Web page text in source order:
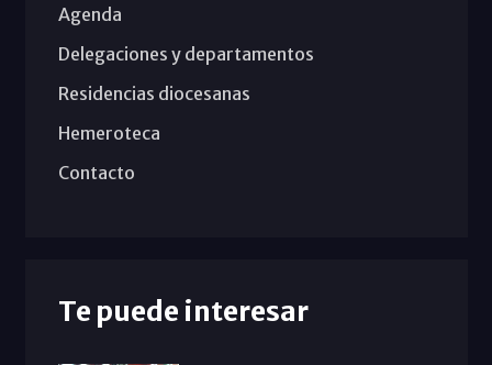
Agenda
Delegaciones y departamentos
Residencias diocesanas
Hemeroteca
Contacto
Te puede interesar